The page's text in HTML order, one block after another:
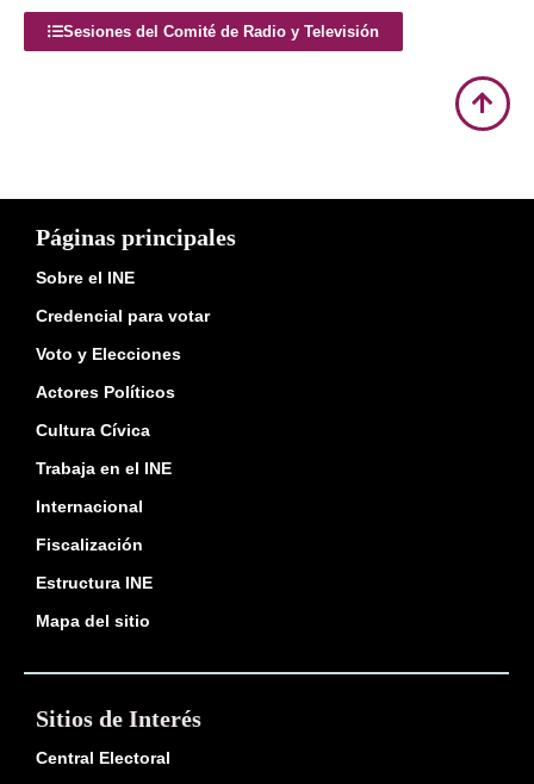
Sesiones del Comité de Radio y Televisión
Páginas principales
Sobre el INE
Credencial para votar
Voto y Elecciones
Actores Políticos
Cultura Cívica
Trabaja en el INE
Internacional
Fiscalización
Estructura INE
Mapa del sitio
Sitios de Interés
Central Electoral